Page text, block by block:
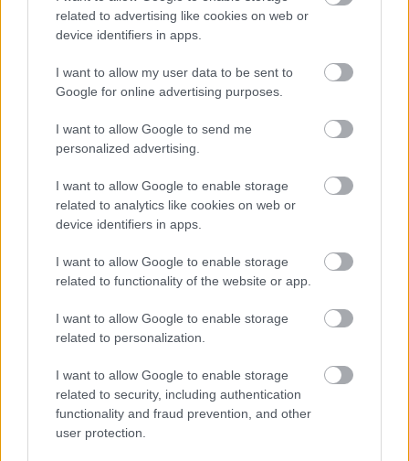
related to advertising like cookies on web or
device identifiers in apps.
I want to allow my user data to be sent to
Google for online advertising purposes.
I want to allow Google to send me
personalized advertising.
I want to allow Google to enable storage
related to analytics like cookies on web or
device identifiers in apps.
I want to allow Google to enable storage
related to functionality of the website or app.
I want to allow Google to enable storage
related to personalization.
I want to allow Google to enable storage
related to security, including authentication
functionality and fraud prevention, and other
user protection.
AZ EMBERSÉG ÜNNEPE
„NEM TÖBB EZER EMBERRE UTAZUNK, HANEM
EGY VÁLOGATOTT TÁRSASÁGRA”
A bejegyzés trackback címe:
https://kulturpart.hu/api/trackback/id/7824746
vonatkozó jogszabályok
értelmében felhasználói tartalomnak
minősülnek, értük a
nem vállal, azokat nem ellenőrzi. Kifogás esetén forduljon a blog szerkesztőjéhez.
Felhasználási feltételekben adatvédelmi tájékoztatóban